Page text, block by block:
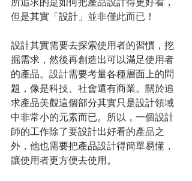
但是其實「設計」並非僅此而已！
設計其實需要去探索使用者的習慣，挖
掘需求，然後再創造出可以滿足使用者
的產品。設計需要考量各種層面上的問
題，像是科技、社會還有商業。關於追
求產品美觀這個部分其實只是設計領域
中非常小的元素而已。所以，一個設計
師的工作除了要設計出好看的產品之
外，他也需要把產品設計得簡單易懂，
讓使用者更方便去使用。